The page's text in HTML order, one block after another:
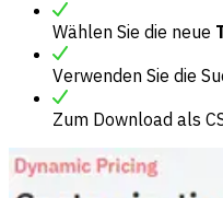
Wählen Sie die neue
Verwenden Sie die
Zum Download als